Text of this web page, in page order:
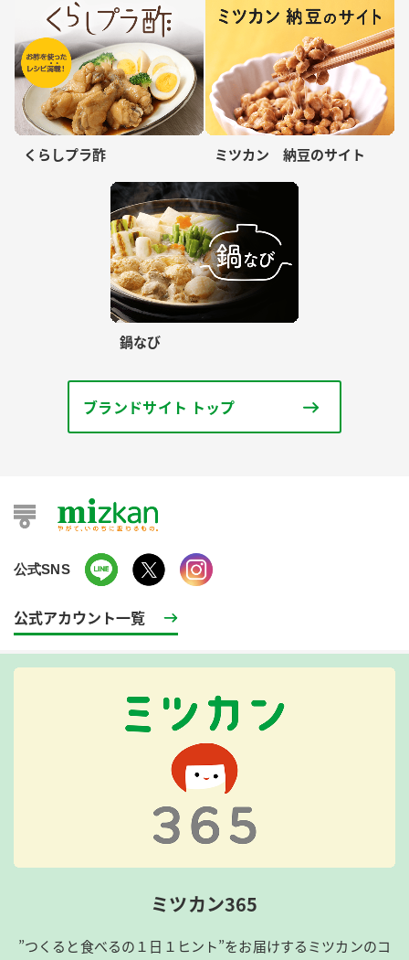
くらしプラ酢 ミツカン 納豆のサイト
鍋なび
ブランドサイト トップ
公式SNS
公式アカウント一覧
ミツカン365
”つくると食べるの１日１ヒント”をお届けするミツカンのコ